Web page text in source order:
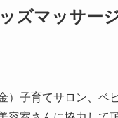
ズマッサー
）子育てサロン、ベ